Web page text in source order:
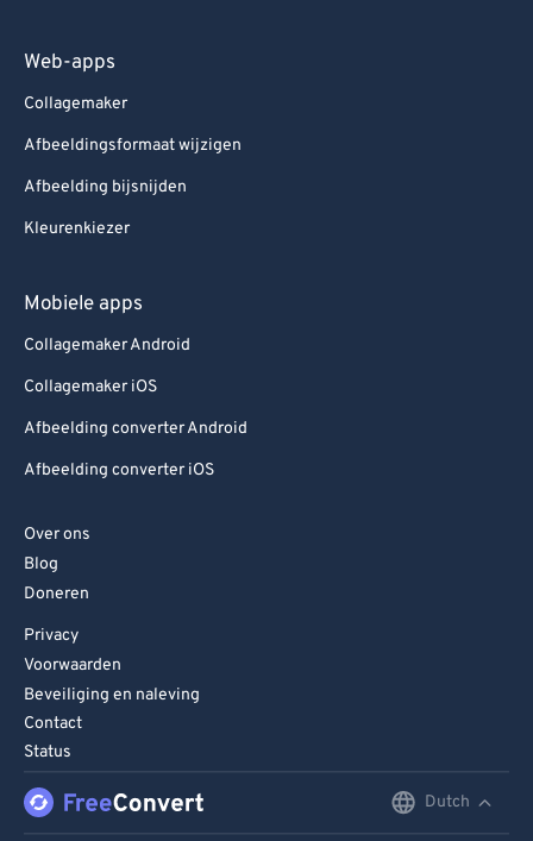
Web-apps
Collagemaker
Afbeeldingsformaat wijzigen
Afbeelding bijsnijden
Kleurenkiezer
Mobiele apps
Collagemaker Android
Collagemaker iOS
Afbeelding converter Android
Afbeelding converter iOS
Over ons
Blog
Doneren
Privacy
Voorwaarden
Beveiliging en naleving
Contact
Status
Dutch